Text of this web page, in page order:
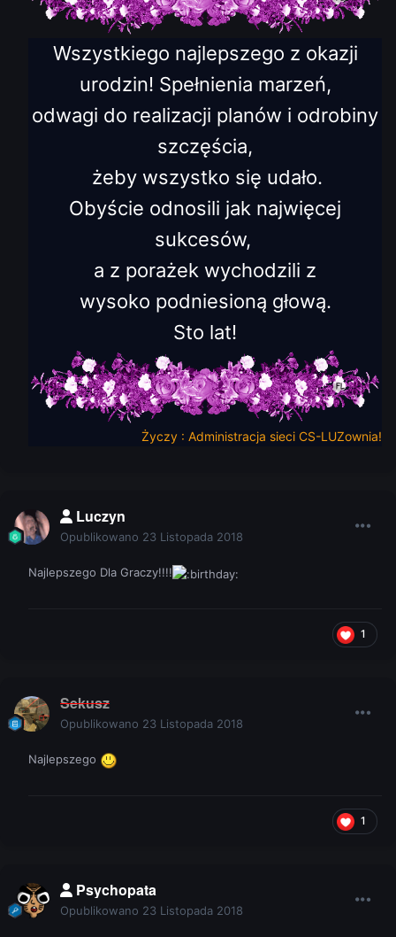
Wszystkiego najlepszego z okazji
urodzin! Spełnienia marzeń,
odwagi do realizacji planów i odrobiny
szczęścia,
żeby wszystko się udało.
Obyście odnosili jak najwięcej
sukcesów,
a z porażek wychodzili z
wysoko podniesioną głową.
Sto lat!
Życzy : Administracja sieci CS-LUZownia!
Luczyn
Opublikowano 23 Listopada 2018
Najlepszego Dla Graczy!!!!
1
Sekusz
Opublikowano 23 Listopada 2018
Najlepszego
1
Psychopata
Opublikowano 23 Listopada 2018